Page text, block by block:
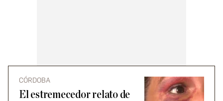
CÓRDOBA
El estremecedor relato de